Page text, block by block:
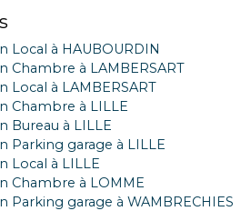
Local à HAUBOURDIN
Chambre à LAMBERSART
Local à LAMBERSART
Chambre à LILLE
Bureau à LILLE
Parking garage à LILLE
Local à LILLE
Chambre à LOMME
Parking garage à WAMBRECHIES